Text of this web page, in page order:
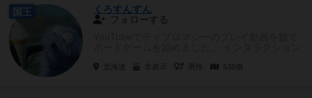
国王
くろすんすん
フォローする
非表示 538個